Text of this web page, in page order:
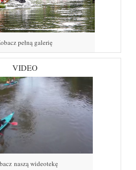
pełną galerię
VIDEO
naszą wideotekę